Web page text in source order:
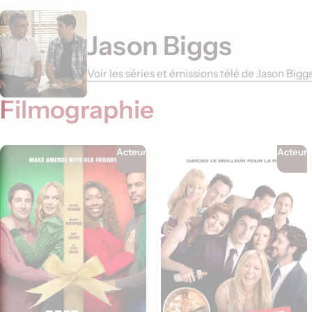
Jason Biggs
Voir les séries et émissions télé de Jason
Filmographie
Acteur Acteur